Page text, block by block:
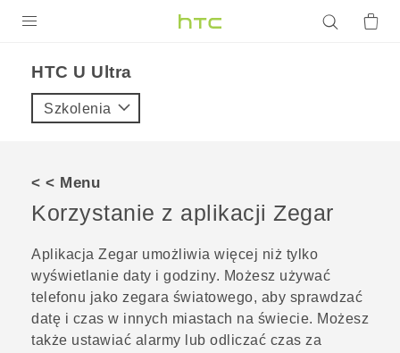
VIVE
POMOC TECHNICZNA
Urządzenia i akcesoria HTC
Zaloguj się
HTC U Ultra‎
Szkolenia
< < Menu
Korzystanie z aplikacji Zegar
Aplikacja Zegar umożliwia więcej niż tylko
wyświetlanie daty i godziny. Możesz używać
telefonu jako zegara światowego, aby sprawdzać
datę i czas w innych miastach na świecie. Możesz
także ustawiać alarmy lub odliczać czas za